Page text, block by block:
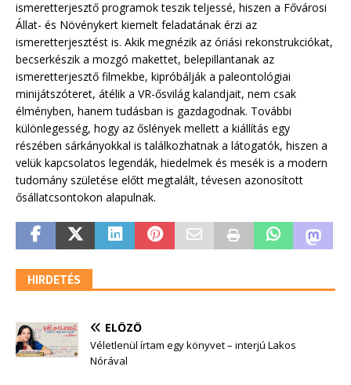
ismeretterjesztő programok teszik teljessé, hiszen a Fővárosi
Állat- és Növénykert kiemelt feladatának érzi az
ismeretterjesztést is. Akik megnézik az óriási rekonstrukciókat,
becserkészik a mozgó makettet, belepillantanak az
ismeretterjesztő filmekbe, kipróbálják a paleontológiai
minijátszóteret, átélik a VR-ősvilág kalandjait, nem csak
élményben, hanem tudásban is gazdagodnak. További
különlegesség, hogy az őslények mellett a kiállítás egy
részében sárkányokkal is találkozhatnak a látogatók, hiszen a
velük kapcsolatos legendák, hiedelmek és mesék is a modern
tudomány születése előtt megtalált, tévesen azonosított
ősállatcsontokon alapulnak.
HIRDETÉS
ELŐZŐ
Véletlenül írtam egy könyvet – interjú Lakos
Nórával